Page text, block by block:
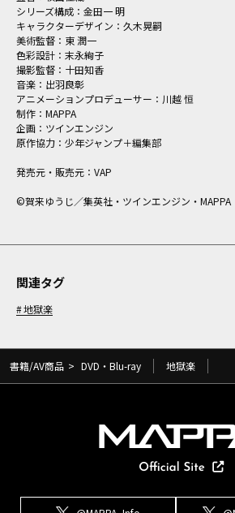
シリーズ構成：金田一 明
キャラクターデザイン：久木晃嗣
美術監督：東 潤一
色彩設計：末永絢子
撮影監督：十田知香
音楽：出羽良彰
アニメーションプロデューサー：川越 恒
制作：MAPPA
企画：ツインエンジン
原作協力：少年ジャンプ＋編集部
発売元・販売元：VAP
©賀来ゆうじ／集英社・ツインエンジン・MAPPA
関連タグ
地獄楽
書籍/AV商品 > DVD・Blu-ray 地獄楽